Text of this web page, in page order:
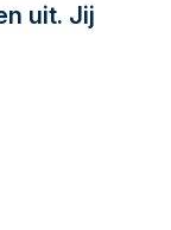
uit. Jij